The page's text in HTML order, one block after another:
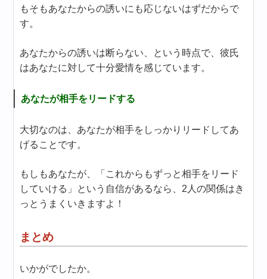
もそもあなたからの誘いにも応じないはずだからで
す。
あなたからの誘いは断らない、という時点で、彼氏
はあなたに対して十分愛情を感じています。
あなたが相手をリードする
大切なのは、あなたが相手をしっかりリードしてあ
げることです。
もしもあなたが、「これからもずっと相手をリード
していける」という自信があるなら、2人の関係はき
っとうまくいきますよ！
まとめ
いかがでしたか。